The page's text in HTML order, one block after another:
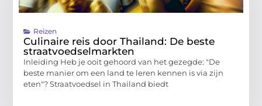
Reizen
Culinaire reis door Thailand: De beste
straatvoedselmarkten
Inleiding Heb je ooit gehoord van het gezegde: "De
beste manier om een land te leren kennen is via zijn
eten"? Straatvoedsel in Thailand biedt